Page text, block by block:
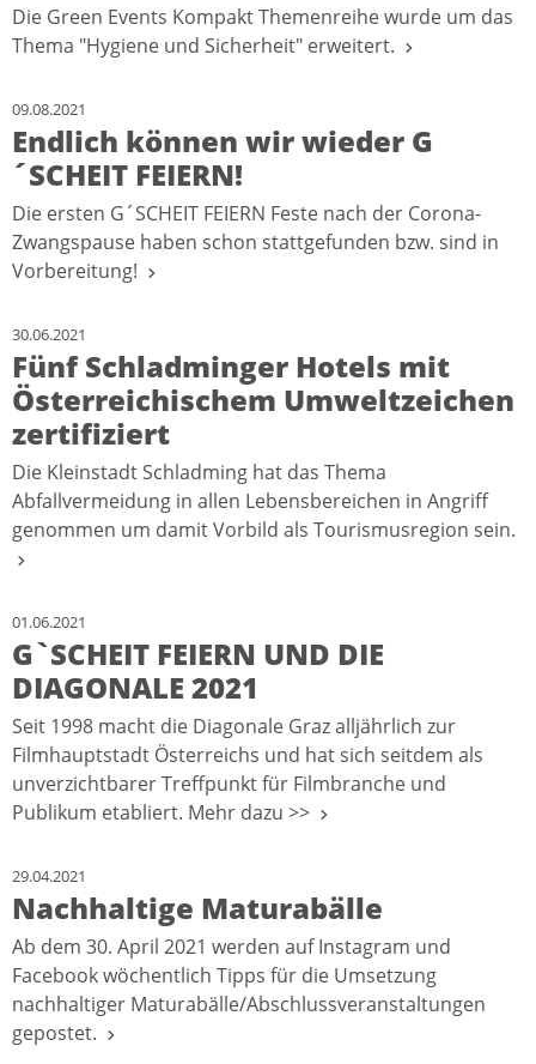
Die Green Events Kompakt Themenreihe wurde um das
Thema "Hygiene und Sicherheit" erweitert.
09.08.2021
Endlich können wir wieder G
´SCHEIT FEIERN!
Die ersten G´SCHEIT FEIERN Feste nach der Corona-
Zwangspause haben schon stattgefunden bzw. sind in
Vorbereitung!
30.06.2021
Fünf Schladminger Hotels mit
Österreichischem Umweltzeichen
zertifiziert
Die Kleinstadt Schladming hat das Thema
Abfallvermeidung in allen Lebensbereichen in Angriff
genommen um damit Vorbild als Tourismusregion sein.
01.06.2021
G`SCHEIT FEIERN UND DIE
DIAGONALE 2021
Seit 1998 macht die Diagonale Graz alljährlich zur
Filmhauptstadt Österreichs und hat sich seitdem als
unverzichtbarer Treffpunkt für Filmbranche und
Publikum etabliert. Mehr dazu >>
29.04.2021
Nachhaltige Maturabälle
Ab dem 30. April 2021 werden auf Instagram und
Facebook wöchentlich Tipps für die Umsetzung
nachhaltiger Maturabälle/Abschlussveranstaltungen
gepostet.